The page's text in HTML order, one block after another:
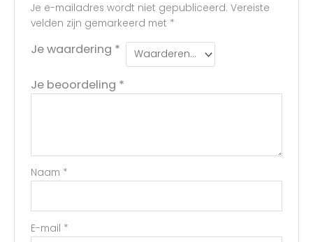
Je e-mailadres wordt niet gepubliceerd. Vereiste
velden zijn gemarkeerd met *
Je waardering *
Je beoordeling *
Naam *
E-mail *